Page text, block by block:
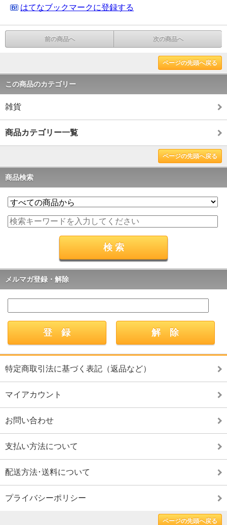
はてなブックマークに登録する
前の商品へ 次の商品へ
ページの先頭へ戻る
この商品のカテゴリー
雑貨
商品カテゴリー一覧
ページの先頭へ戻る
商品検索
メルマガ登録・解除
特定商取引法に基づく表記（返品など）
マイアカウント
お問い合わせ
支払い方法について
配送方法･送料について
プライバシーポリシー
ページの先頭へ戻る